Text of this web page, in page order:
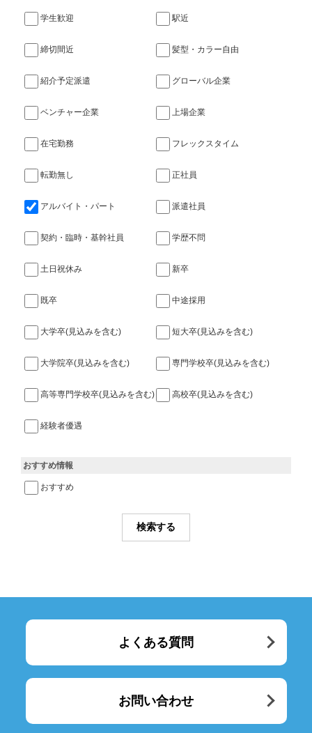
学生歓迎 駅近
締切間近 髪型・カラー自由
紹介予定派遣 グローバル企業
ベンチャー企業 上場企業
在宅勤務 フレックスタイム
転勤無し 正社員
アルバイト・パート 派遣社員
契約・臨時・基幹社員 学歴不問
土日祝休み 新卒
既卒 中途採用
大学卒(見込みを含む) 短大卒(見込みを含む)
大学院卒(見込みを含む) 専門学校卒(見込みを含む)
高等専門学校卒(見込みを含む) 高校卒(見込みを含む)
経験者優遇
おすすめ情報
おすすめ
よくある質問
お問い合わせ